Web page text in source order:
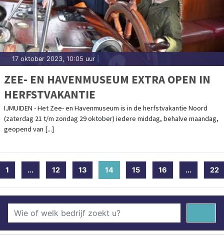
17 oktober 2023, 10:05 uur
ZEE- EN HAVENMUSEUM EXTRA OPEN IN
HERFSTVAKANTIE
IJMUIDEN - Het Zee- en Havenmuseum is in de herfstvakantie Noord
(zaterdag 21 t/m zondag 29 oktober) iedere middag, behalve maandag,
geopend van [...]
1 ... 12 13 14 (current)
15 16 ... 22